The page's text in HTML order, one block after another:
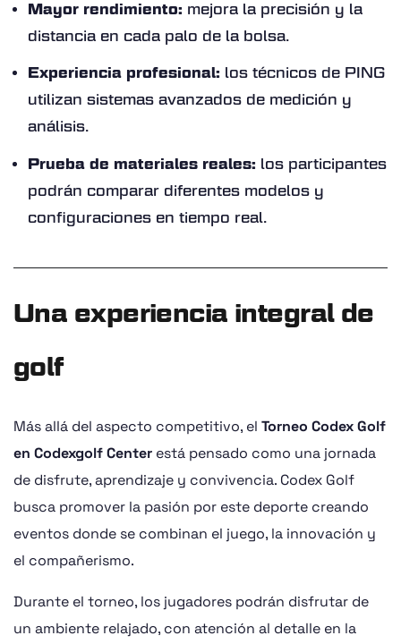
Mayor rendimiento: mejora la precisión y la
distancia en cada palo de la bolsa.
Experiencia profesional: los técnicos de PING
utilizan sistemas avanzados de medición y
análisis.
Prueba de materiales reales: los participantes
podrán comparar diferentes modelos y
configuraciones en tiempo real.
Una experiencia integral de
golf
Más allá del aspecto competitivo, el Torneo Codex Golf
en Codexgolf Center está pensado como una jornada
de disfrute, aprendizaje y convivencia. Codex Golf
busca promover la pasión por este deporte creando
eventos donde se combinan el juego, la innovación y
el compañerismo.
Durante el torneo, los jugadores podrán disfrutar de
un ambiente relajado, con atención al detalle en la